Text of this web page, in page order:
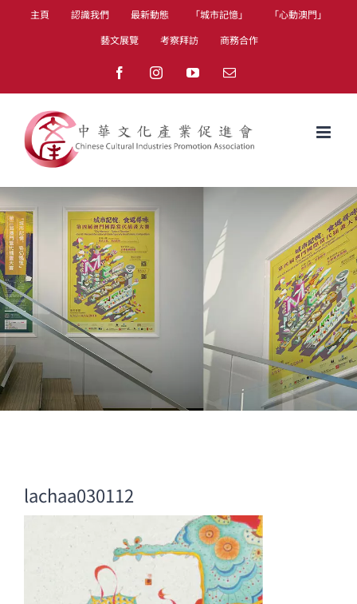
主頁 認識我們 最新動態 「城市記憶」
「心動澳門」
藝文展覽
考察拜訪 商務合作
FacebookInstagramYouTubeEmail
lachaa030112